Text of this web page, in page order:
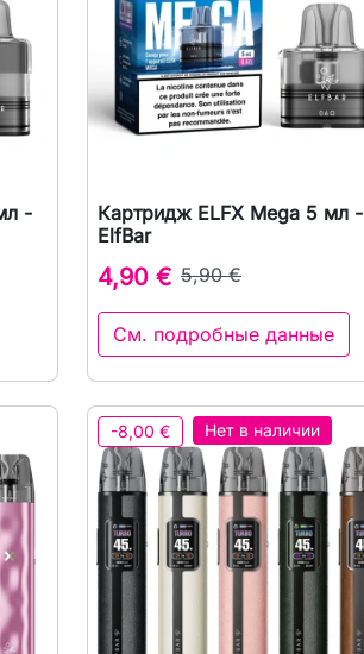
-
 Быстрый просмотр
Картридж ELFX Mega 5 мл -
ElfBar
4,90 € 5,90 €
См. подробные данные
-8,00 € Нет в наличии